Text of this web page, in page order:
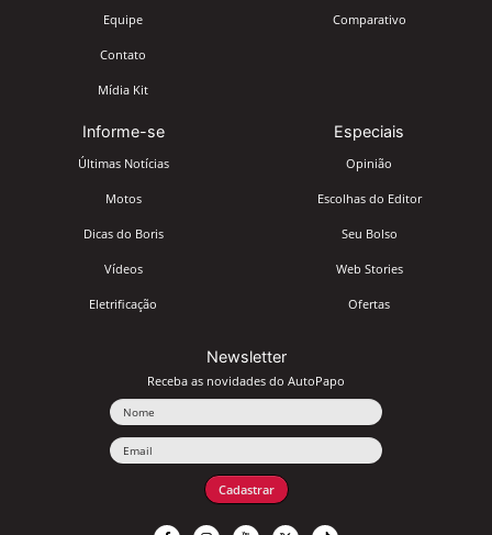
Equipe
Contato
Mídia Kit
Comparativo
Informe-se
Últimas Notícias
Motos
Dicas do Boris
Vídeos
Eletrificação
Especiais
Opinião
Escolhas do Editor
Seu Bolso
Web Stories
Ofertas
Newsletter
Receba as novidades do AutoPapo
Cadastrar